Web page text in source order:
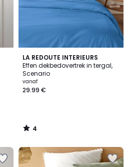
LA REDOUTE INTERIEURS
Effen dekbedovertrek in tergal,
Scenario
vanaf
29.99 €
4
/
5
4
/